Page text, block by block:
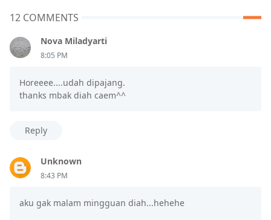
12 COMMENTS
Nova Miladyarti
8:05 PM
Horeeee....udah dipajang.
thanks mbak diah caem^^
Reply
Unknown
8:43 PM
aku gak malam mingguan diah...hehehe